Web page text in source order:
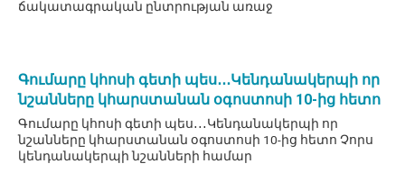
ճակատագրական ընտրության առաջ
Գումարը կհոսի գետի պես․․․Կենդանակերպի որ
նշանները կհարստանան օգոստոսի 10-ից հետո
Գումարը կհոսի գետի պես․․․Կենդանակերպի որ
նշանները կհարստանան օգոստոսի 10-ից հետո Չորս
կենդանակերպի նշանների համար